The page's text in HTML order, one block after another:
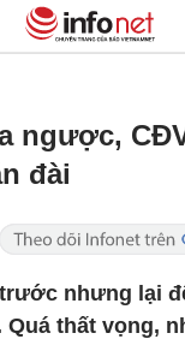
ngược,
đài
nhưng lại
Quá thất vọng,